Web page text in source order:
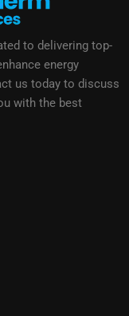
to delivering top-
energy
us today to discuss
with the best